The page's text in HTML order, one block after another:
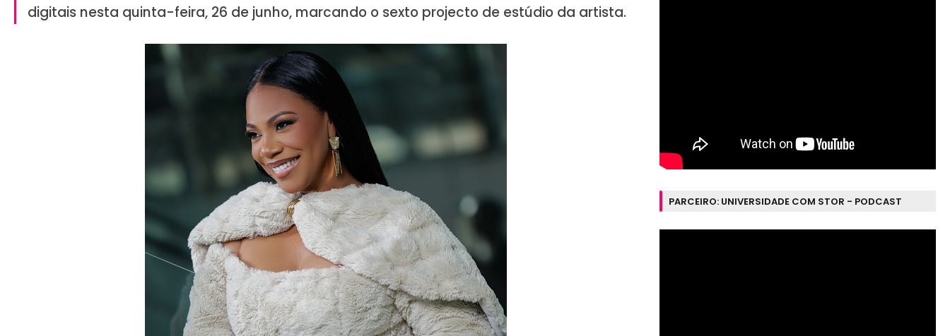
digitais nesta quinta-feira, 26 de junho, marcando o sexto projecto de estúdio da artista.
PARCEIRO: UNIVERSIDADE COM STOR - PODCAST